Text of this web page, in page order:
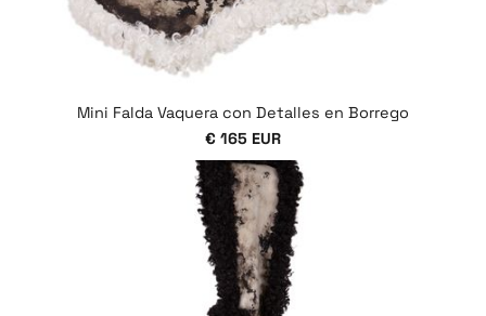
Mini Falda Vaquera con Detalles en Borrego
€ 165 EUR